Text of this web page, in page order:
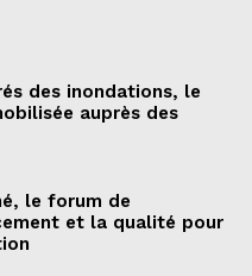
des inondations, le
auprès des
le forum de
et la qualité pour